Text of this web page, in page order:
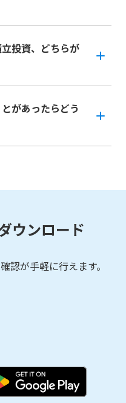
投資、どちらが
があったらどう
ウンロード
認が手軽に行えます。